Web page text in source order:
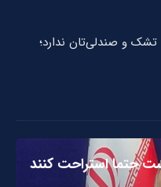
و صندلی‌تان ندارد؛
حتما استراحت کنند